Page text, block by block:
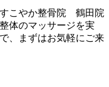
こやか整骨院 鶴田院
体のマッサージを実
、まずはお気軽にご来